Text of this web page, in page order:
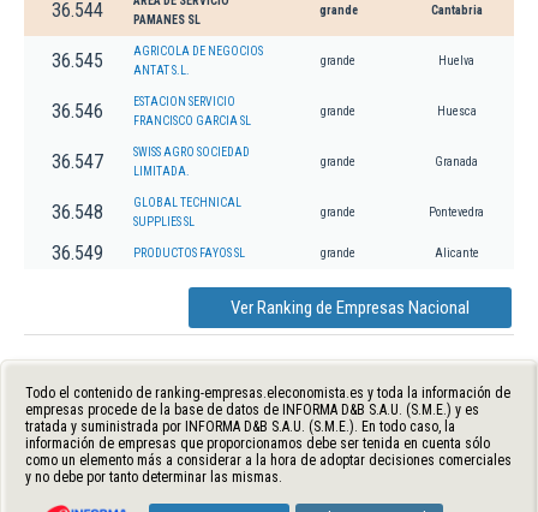
36.544
PAMANES SL
grande Cantabria
36.545
AGRICOLA DE NEGOCIOS
ANTAT S.L.
grande Huelva
36.546
ESTACION SERVICIO
FRANCISCO GARCIA SL
grande Huesca
36.547
SWISS AGRO SOCIEDAD
LIMITADA.
grande Granada
36.548
GLOBAL TECHNICAL
SUPPLIES SL
grande Pontevedra
36.549 PRODUCTOS FAYOS SL grande Alicante
Ver Ranking de Empresas Nacional
Todo el contenido de ranking-empresas.eleconomista.es y toda la información de
empresas procede de la base de datos de INFORMA D&B S.A.U. (S.M.E.) y es
tratada y suministrada por INFORMA D&B S.A.U. (S.M.E.). En todo caso, la
información de empresas que proporcionamos debe ser tenida en cuenta sólo
como un elemento más a considerar a la hora de adoptar decisiones comerciales
y no debe por tanto determinar las mismas.